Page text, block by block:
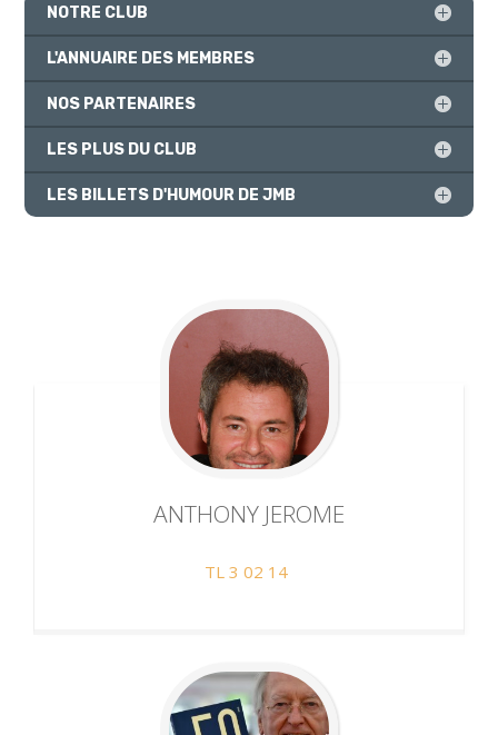
NOTRE CLUB
L'ANNUAIRE DES MEMBRES
NOS PARTENAIRES
LES PLUS DU CLUB
LES BILLETS D'HUMOUR DE JMB
ANTHONY JEROME
TL 3 02 14